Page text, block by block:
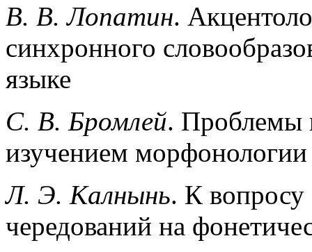
В. В. Лопатин.
синхронного
языке
С. В. Бромлей. Проблемы
изучением морфонологии
Л. Э. Калнынь. К вопросу
чередований на